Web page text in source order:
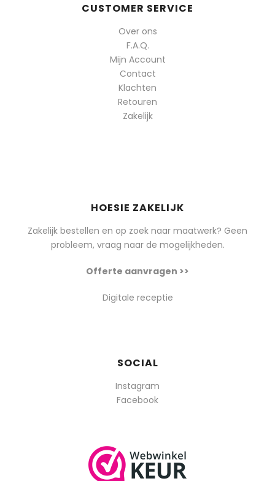
CUSTOMER SERVICE
Over ons
F.A.Q.
Mijn Account
Contact
Klachten
Retouren
Zakelijk
HOESIE ZAKELIJK
Zakelijk bestellen en op zoek naar maatwerk? Geen
probleem, vraag naar de mogelijkheden.
Offerte aanvragen >>
Digitale receptie
SOCIAL
Instagram
Facebook